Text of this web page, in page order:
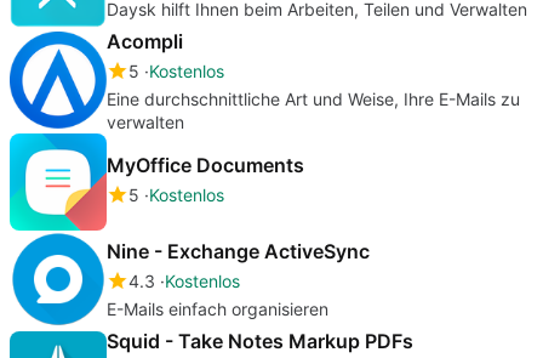
Daysk hilft Ihnen beim Arbeiten, Teilen und Verwalten
Acompli
5 Kostenlos
Eine durchschnittliche Art und Weise, Ihre E-Mails zu
verwalten
MyOffice Documents
5 Kostenlos
Nine - Exchange ActiveSync
4.3 Kostenlos
E-Mails einfach organisieren
Squid - Take Notes Markup PDFs